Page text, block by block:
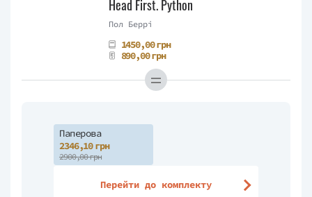
Head First. Python
Пол Беррі
1450,00 грн
890,00 грн
Паперова
2346,10 грн
2900,00 грн
Перейти до комплекту